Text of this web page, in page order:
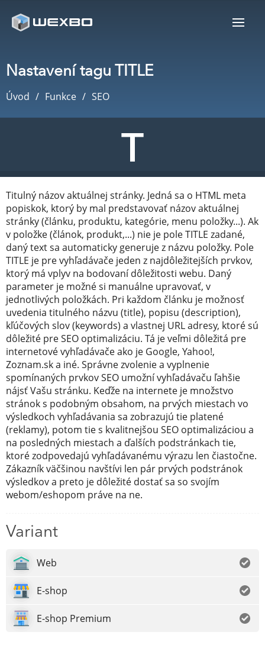
Nastavení tagu TITLE
Úvod Funkce SEO
Titulný názov aktuálnej stránky. Jedná sa o HTML meta
popiskok, ktorý by mal predstavovať názov aktuálnej
stránky (článku, produktu, kategórie, menu položky...). Ak
v položke (článok, produkt,...) nie je pole TITLE zadané,
daný text sa automaticky generuje z názvu položky. Pole
TITLE je pre vyhľadávače jeden z najdôležitejších prvkov,
ktorý má vplyv na bodovaní dôležitosti webu. Daný
parameter je možné si manuálne upravovať, v
jednotlivých položkách. Pri každom článku je možnosť
uvedenia titulného názvu (title), popisu (description),
kľúčových slov (keywords) a vlastnej URL adresy, ktoré sú
dôležité pre SEO optimalizáciu. Tá je veľmi dôležitá pre
internetové vyhľadávače ako je Google, Yahoo!,
Zoznam.sk a iné. Správne zvolenie a vyplnenie
spomínaných prvkov SEO umožní vyhľadávaču ľahšie
nájsť Vašu stránku. Keďže na internete je množstvo
stránok s podobným obsahom, na prvých miestach vo
výsledkoch vyhľadávania sa zobrazujú tie platené
(reklamy), potom tie s kvalitnejšou SEO optimalizáciou a
na posledných miestach a ďalších podstránkach tie,
ktoré zodpovedajú vyhľadávanému výrazu len čiastočne.
Zákazník väčšinou navštívi len pár prvých podstránok
výsledkov a preto je dôležité dostať sa so svojím
webom/eshopom práve na ne.
Variant
Web
E-shop
E-shop Premium